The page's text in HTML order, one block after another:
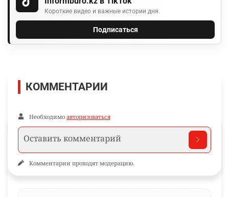
Короткие видео и важные истории дня.
Подписаться
КОММЕНТАРИИ
Необходимо авторизоваться
Комментарии проходят модерацию.